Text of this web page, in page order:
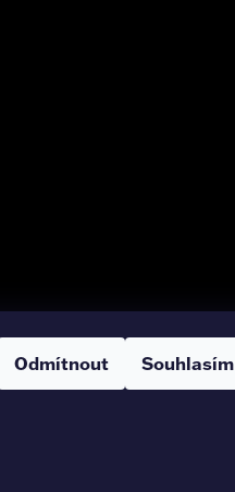
Odmítnout Souhlasím
. Všechna práva vyhrazena.